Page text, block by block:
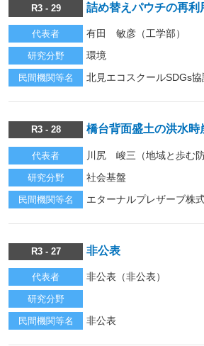
R3 - 29 詰め替えパウチの再
代表者 有田 敏彦（工学部）
研究分野 環境
民間機関等名 北見エコスクールSDGs協
R3 - 28 橋台背面盛土の洪水
代表者 川尻 峻三（地域と歩む防
研究分野 社会基盤
民間機関等名 エターナルプレザーブ株
R3 - 27 非公表
代表者 非公表（非公表）
研究分野
民間機関等名 非公表